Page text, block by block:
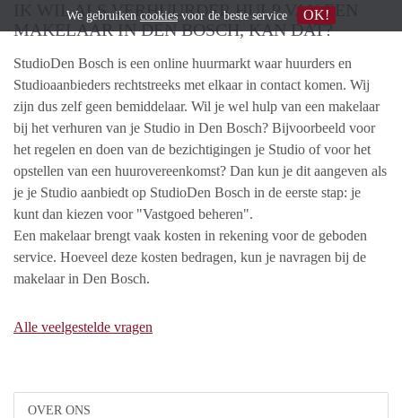
OVER ONS
IK WIL ALS VERHUURDER HULP VAN EEN
MAKELAAR IN DEN BOSCH, KAN DAT?
StudioDen Bosch is een online huurmarkt waar huurders en
Studioaanbieders rechtstreeks met elkaar in contact komen. Wij
zijn dus zelf geen bemiddelaar. Wil je wel hulp van een makelaar
bij het verhuren van je Studio in Den Bosch? Bijvoorbeeld voor
het regelen en doen van de bezichtigingen je Studio of voor het
opstellen van een huurovereenkomst? Dan kun je dit aangeven als
je je Studio aanbiedt op StudioDen Bosch in de eerste stap: je
kunt dan kiezen voor "Vastgoed beheren".
Een makelaar brengt vaak kosten in rekening voor de geboden
service. Hoeveel deze kosten bedragen, kun je navragen bij de
makelaar in Den Bosch.
Alle veelgestelde vragen
We gebruiken cookies voor de beste service OK!